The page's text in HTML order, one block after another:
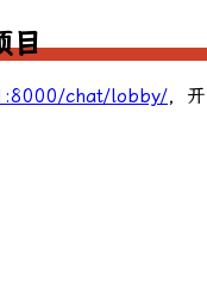
目
chat/lobby/，开